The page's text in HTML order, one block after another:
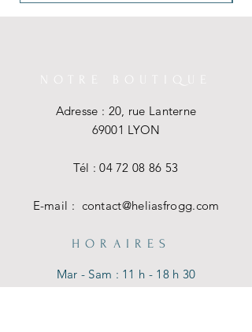
NOTRE BOUTIQUE
Adresse : 20, rue Lanterne
69001 LYON
Tél :04 72 08 86 53
E-mail : contact@heliasfrogg.com
HORAIRES
Mar - Sam : 11 h - 18 h 30